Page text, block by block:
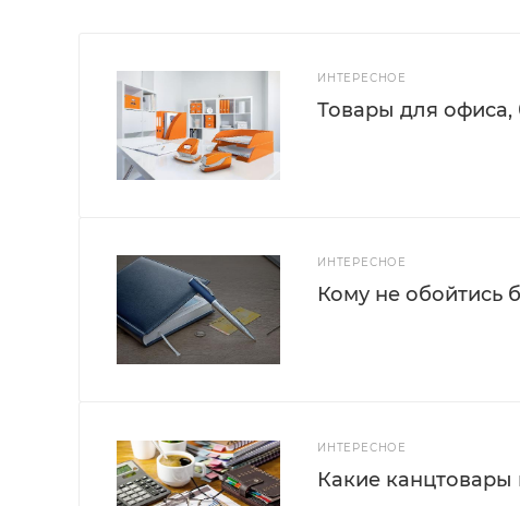
ИНТЕРЕСНОЕ
Товары для офиса,
ИНТЕРЕСНОЕ
Кому не обойтись
ИНТЕРЕСНОЕ
Какие канцтовары